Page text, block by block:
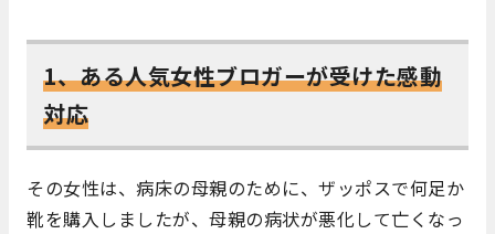
1、ある人気女性ブロガーが受けた感動
対応
その女性は、病床の母親のために、ザッポスで何足か
靴を購入しましたが、母親の病状が悪化して亡くなっ